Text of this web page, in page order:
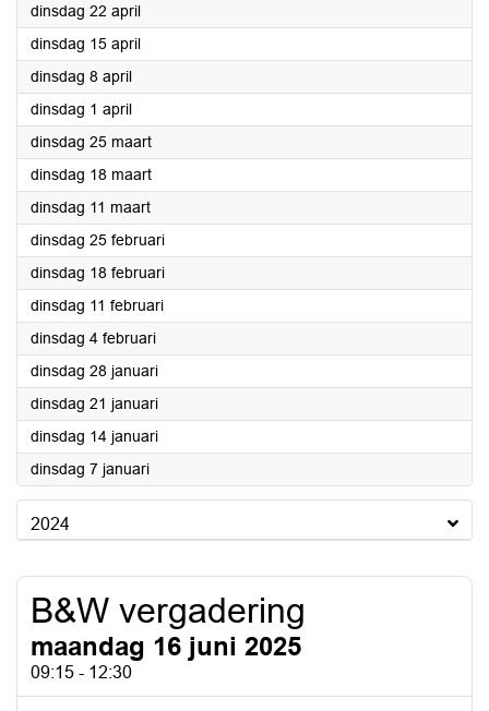
dinsdag 22 april2025
dinsdag 15 april2025
dinsdag 8 april2025
dinsdag 1 april2025
dinsdag 25 maart2025
dinsdag 18 maart2025
dinsdag 11 maart2025
dinsdag 25 februari2025
dinsdag 18 februari2025
dinsdag 11 februari2025
dinsdag 4 februari2025
dinsdag 28 januari2025
dinsdag 21 januari2025
dinsdag 14 januari2025
dinsdag 7 januari2025
2024
B&W vergadering
maandag 16 juni 2025
09:15 - 12:30